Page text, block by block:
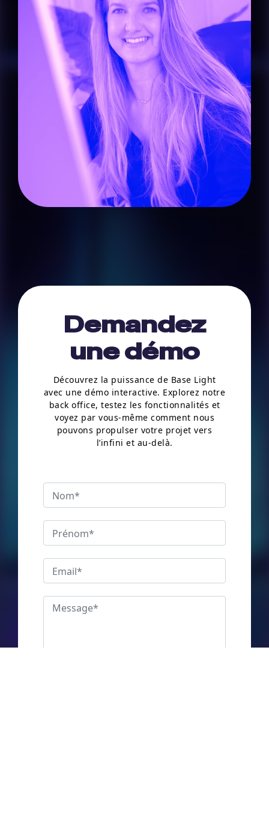
Demandez
une démo
Découvrez la puissance de Base Light
avec une démo interactive. Explorez notre
back office, testez les fonctionnalités et
voyez par vous-même comment nous
pouvons propulser votre projet vers
l’infini et au-delà.